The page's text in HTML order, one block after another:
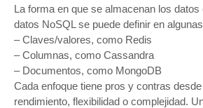
La forma en que se almacenan los datos
datos NoSQL se puede definir en
– Claves/valores, como Redis
– Columnas, como Cassandra
– Documentos, como MongoDB
Cada enfoque tiene pros y contras
rendimiento, flexibilidad o complejidad.